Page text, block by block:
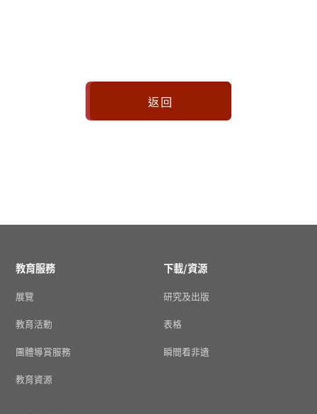
返回
教育服務
展覽
教育活動
團體導賞服務
教育資源
下載/資源
研究及出版
表格
瞬間看非遺